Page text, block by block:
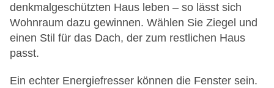
denkmalgeschützten Haus leben – so lässt sich
Wohnraum dazu gewinnen. Wählen Sie Ziegel und
einen Stil für das Dach, der zum restlichen Haus
passt.
Ein echter Energiefresser können die Fenster sein.